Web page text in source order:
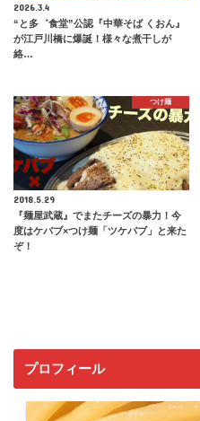
2026.3.4
“と多゛食堂”公認『中華そば くおん』
が江戸川橋に爆誕！様々な煮干しが
絡…
つけ麺
2018.5.29
『麺屋武蔵』でまたチーズの暴力！今
度はケバブ×つけ麺「ツケバブ」と来た
ぞ！
プロフィール